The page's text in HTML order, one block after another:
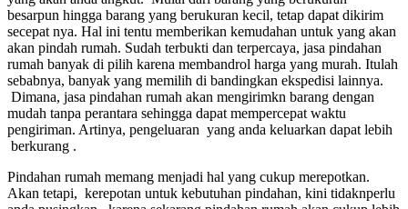
besarpun hingga barang yang berukuran kecil, tetap dapat dikirim
secepat nya. Hal ini tentu memberikan kemudahan untuk yang akan
akan pindah rumah. Sudah terbukti dan terpercaya, jasa pindahan
rumah banyak di pilih karena membandrol harga yang murah. Itulah
sebabnya, banyak yang memilih di bandingkan ekspedisi lainnya.
Dimana, jasa pindahan rumah akan mengirimkn barang dengan
mudah tanpa perantara sehingga dapat mempercepat waktu
pengiriman. Artinya, pengeluaran yang anda keluarkan dapat lebih
berkurang .
Pindahan rumah memang menjadi hal yang cukup merepotkan.
Akan tetapi, kerepotan untuk kebutuhan pindahan, kini tidaknperlu